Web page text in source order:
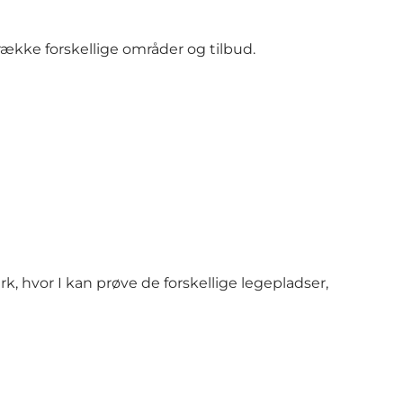
forskellige områder og tilbud.
hvor I kan prøve de forskellige legepladser,